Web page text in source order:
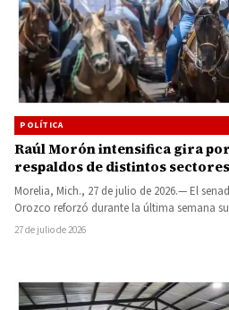
POLÍTICA
Raúl Morón intensifica gira
respaldos de distintos
Morelia, Mich., 27 de julio de 2026.— El
Orozco reforzó durante la última semana
27 de julio de 2026